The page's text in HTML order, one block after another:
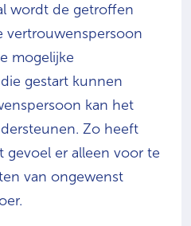
wordt de getroffen
vertrouwenspersoon
mogelijke
gestart kunnen
kan het
Zo heeft
gevoel er alleen voor te
van ongewenst